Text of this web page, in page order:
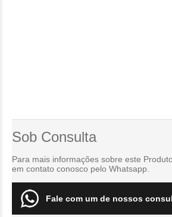
Sob Consulta
Para mais informações sobre este
em contato conosco pelo Whatsapp.
Fale com um de nossos